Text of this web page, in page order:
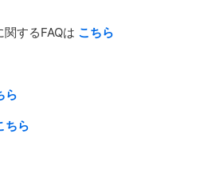
するFAQは こちら
ら
ちら